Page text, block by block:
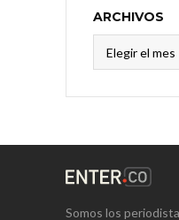
ARCHIVOS
Somos los